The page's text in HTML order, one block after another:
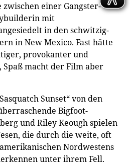
einer Gangster-
mit
in den schwitzig-
in New Mexico. Fast hätte
provokanter und
macht der Film aber
Sunset“ von den
Bigfoot-
und Riley Keough spielen
die durch die weite, oft
Nordwestens
unter ihrem Fell.